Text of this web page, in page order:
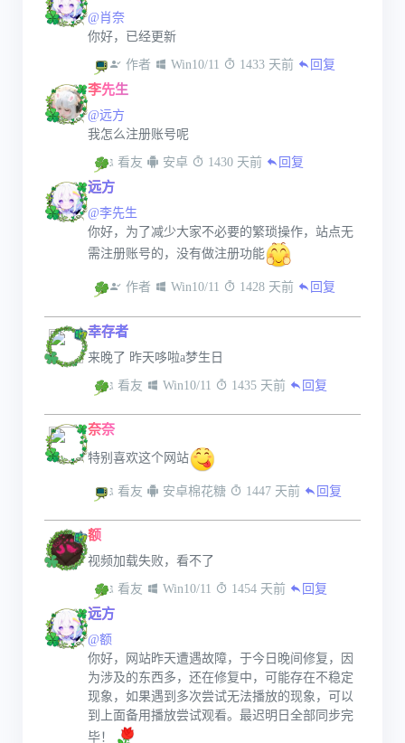
@肖奈
你好，已经更新
作者 Win10/11 1433 天前 回复
李先生
@远方
我怎么注册账号呢
看友 安卓 1430 天前 回复
远方
@李先生
你好，为了减少大家不必要的繁琐操作，站点无
需注册账号的，没有做注册功能
作者 Win10/11 1428 天前 回复
幸存者
来晚了 昨天哆啦a梦生日
看友 Win10/11 1435 天前 回复
奈奈
特别喜欢这个网站
看友 安卓棉花糖 1447 天前 回复
额
视频加载失败，看不了
看友 Win10/11 1454 天前 回复
远方
@额
你好，网站昨天遭遇故障，于今日晚间修复，因
为涉及的东西多，还在修复中，可能存在不稳定
现象，如果遇到多次尝试无法播放的现象，可以
到上面备用播放尝试观看。最迟明日全部同步完
毕！